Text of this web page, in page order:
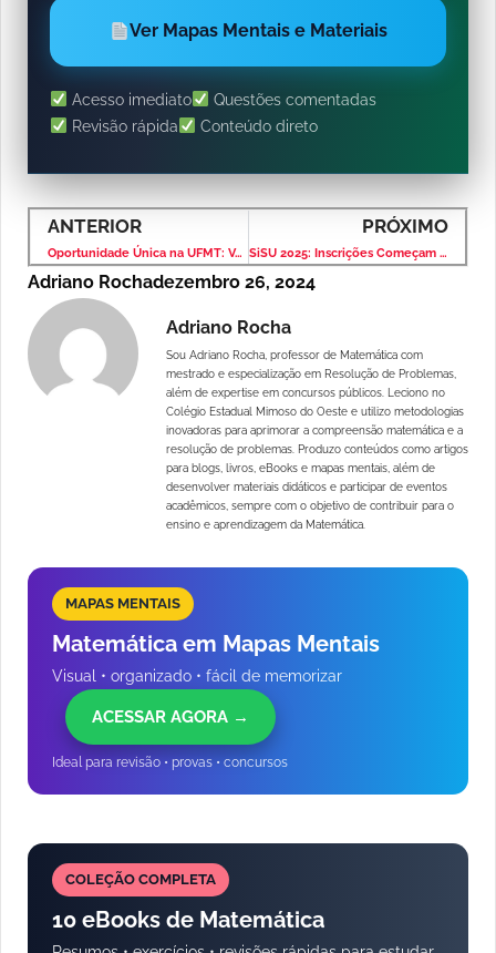
Ver Mapas Mentais e Materiais
Acesso imediato
Questões comentadas
Revisão rápida
Conteúdo direto
ANTERIOR
Oportunidade Única na UFMT: Vaga de Professor Substituto em Matemática com Inscrições Abertas
PRÓXIMO
SiSU 2025: Inscrições Começam em 17 de Janeiro – Garanta Sua Vaga nas Universidades Públicas!
Adriano Rochadezembro 26, 2024
Adriano Rocha
Sou Adriano Rocha, professor de Matemática com
mestrado e especialização em Resolução de Problemas,
além de expertise em concursos públicos. Leciono no
Colégio Estadual Mimoso do Oeste e utilizo metodologias
inovadoras para aprimorar a compreensão matemática e a
resolução de problemas. Produzo conteúdos como artigos
para blogs, livros, eBooks e mapas mentais, além de
desenvolver materiais didáticos e participar de eventos
acadêmicos, sempre com o objetivo de contribuir para o
ensino e aprendizagem da Matemática.
MAPAS MENTAIS
Matemática em Mapas Mentais
Visual • organizado • fácil de memorizar
ACESSAR AGORA →
Ideal para revisão • provas • concursos
COLEÇÃO COMPLETA
10 eBooks de Matemática